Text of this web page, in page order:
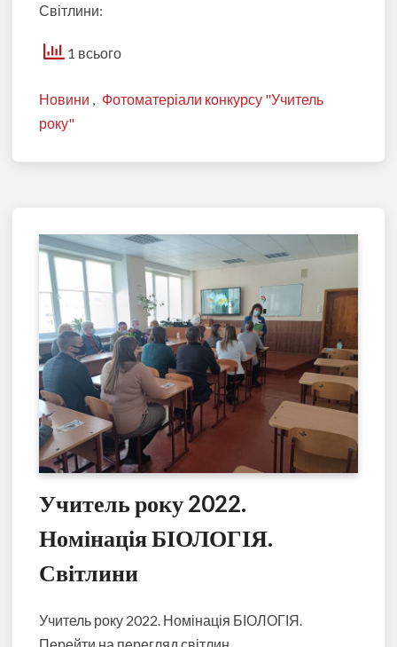
Світлини:
1 всього
Новини , Фотоматеріали конкурсу "Учитель
року"
Учитель року 2022.
Номінація БІОЛОГІЯ.
Світлини
Учитель року 2022. Номінація БІОЛОГІЯ.